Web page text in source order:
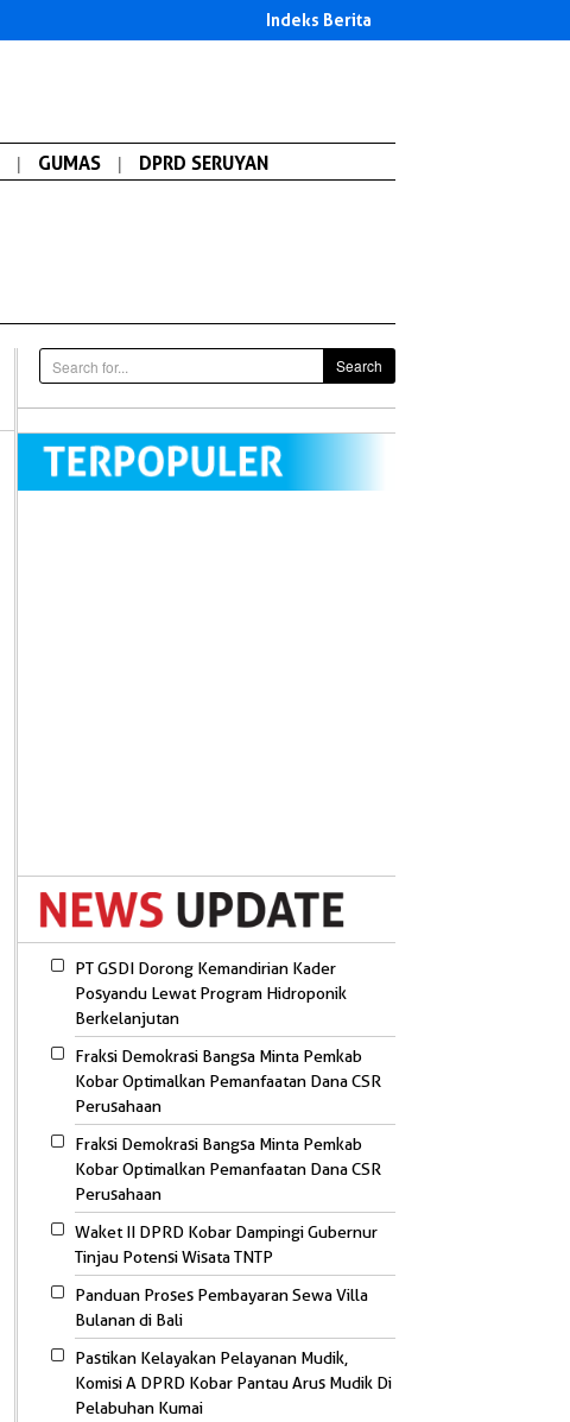
Indeks Berita
| GUMAS | DPRD SERUYAN
Search
PT GSDI Dorong Kemandirian Kader
Posyandu Lewat Program Hidroponik
Berkelanjutan
Fraksi Demokrasi Bangsa Minta Pemkab
Kobar Optimalkan Pemanfaatan Dana CSR
Perusahaan
Fraksi Demokrasi Bangsa Minta Pemkab
Kobar Optimalkan Pemanfaatan Dana CSR
Perusahaan
Waket II DPRD Kobar Dampingi Gubernur
Tinjau Potensi Wisata TNTP
Panduan Proses Pembayaran Sewa Villa
Bulanan di Bali
Pastikan Kelayakan Pelayanan Mudik,
Komisi A DPRD Kobar Pantau Arus Mudik Di
Pelabuhan Kumai